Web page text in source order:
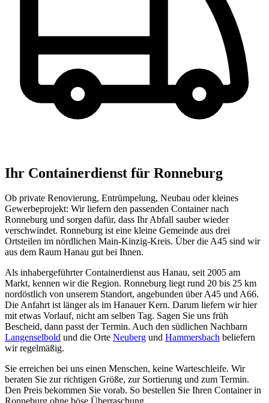
Ihr Containerdienst für Ronneburg
Ob private Renovierung, Entrümpelung, Neubau oder kleines
Gewerbeprojekt: Wir liefern den passenden Container nach
Ronneburg und sorgen dafür, dass Ihr Abfall sauber wieder
verschwindet. Ronneburg ist eine kleine Gemeinde aus drei
Ortsteilen im nördlichen Main-Kinzig-Kreis. Über die A45 sind wir
aus dem Raum Hanau gut bei Ihnen.
Als inhabergeführter Containerdienst aus Hanau, seit 2005 am
Markt, kennen wir die Region. Ronneburg liegt rund 20 bis 25 km
nordöstlich von unserem Standort, angebunden über A45 und A66.
Die Anfahrt ist länger als im Hanauer Kern. Darum liefern wir hier
mit etwas Vorlauf, nicht am selben Tag. Sagen Sie uns früh
Bescheid, dann passt der Termin. Auch den südlichen Nachbarn
Langenselbold und die Orte Neuberg und Hammersbach beliefern
wir regelmäßig.
Sie erreichen bei uns einen Menschen, keine Warteschleife. Wir
beraten Sie zur richtigen Größe, zur Sortierung und zum Termin.
Den Preis bekommen Sie vorab. So bestellen Sie Ihren Container in